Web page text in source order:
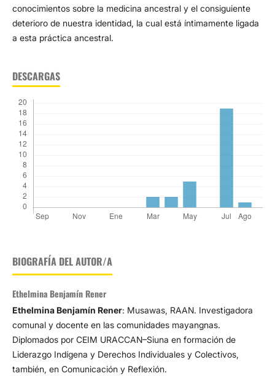
conocimientos sobre la medicina ancestral y el consiguiente
deterioro de nuestra identidad, la cual está íntimamente ligada
a esta práctica ancestral.
DESCARGAS
BIOGRAFÍA DEL AUTOR/A
Ethelmina Benjamín Rener
Ethelmina Benjamín Rener: Musawas, RAAN. Investigadora
comunal y docente en las comunidades mayangnas.
Diplomados por CEIM URACCAN–Siuna en formación de
Liderazgo Indígena y Derechos Individuales y Colectivos,
también, en Comunicación y Reflexión.